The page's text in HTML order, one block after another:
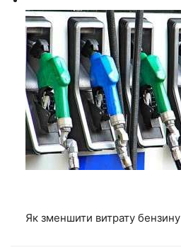
Як зменшити витрату бензину